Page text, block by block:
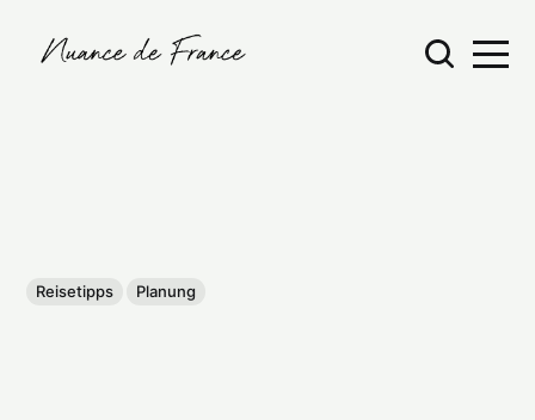
Reisetipps Planung